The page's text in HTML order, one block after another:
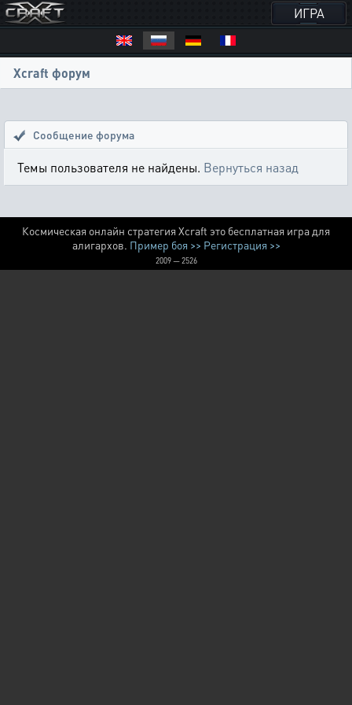
ИГРА
Xcraft форум
Сообщение форума
Темы пользователя не найдены. Вернуться назад
Космическая онлайн стратегия Xcraft это бесплатная игра для
алигархов. Пример боя >> Регистрация >>
2009 — 2526